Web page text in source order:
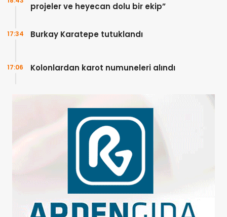
projeler ve heyecan dolu bir ekip”
Burkay Karatepe tutuklandı
17:34
Kolonlardan karot numuneleri alındı
17:06